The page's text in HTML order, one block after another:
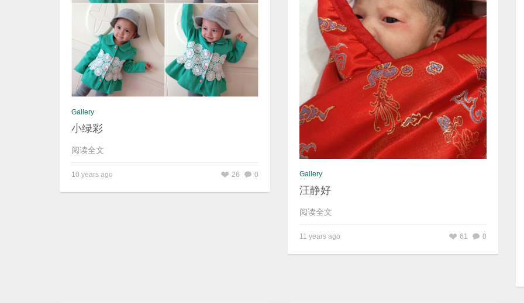
Gallery
小绿彩
阅读全文
10 years ago 0
26 Gallery
汪静好
阅读全文
11 years ago 0
61